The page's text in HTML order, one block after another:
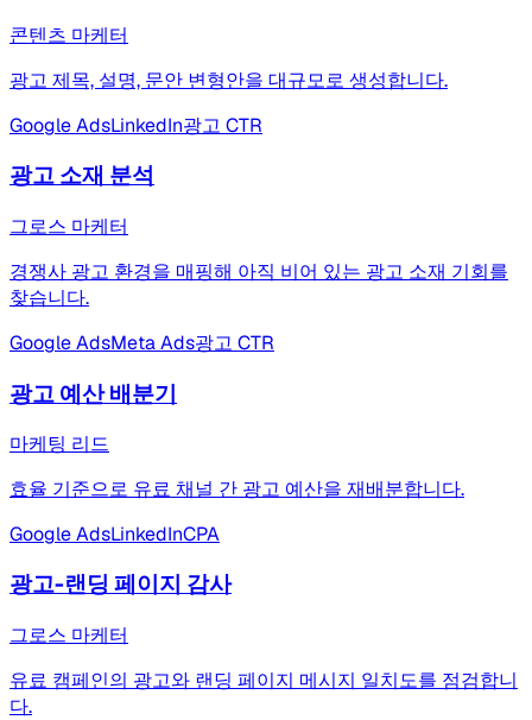
콘텐츠 마케터
광고 제목, 설명, 문안 변형안을 대규모로 생성합니다.
Google AdsLinkedIn광고 CTR
광고 소재 분석
그로스 마케터
경쟁사 광고 환경을 매핑해 아직 비어 있는 광고 소재 기회를
찾습니다.
Google AdsMeta Ads광고 CTR
광고 예산 배분기
마케팅 리드
효율 기준으로 유료 채널 간 광고 예산을 재배분합니다.
Google AdsLinkedInCPA
광고-랜딩 페이지 감사
그로스 마케터
유료 캠페인의 광고와 랜딩 페이지 메시지 일치도를 점검합니
다.